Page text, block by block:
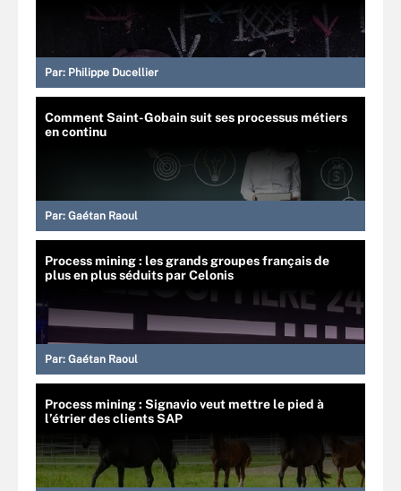
Par: Philippe Ducellier
Comment Saint-Gobain suit ses processus métiers
en continu
Par: Gaétan Raoul
Process mining : les grands groupes français de
plus en plus séduits par Celonis
Par: Gaétan Raoul
Process mining : Signavio veut mettre le pied à
l’étrier des clients SAP